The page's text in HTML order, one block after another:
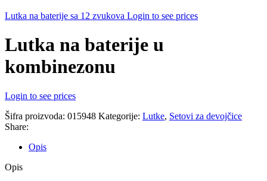
Lutka na baterije sa 12 zvukova Login to see prices
Lutka na baterije u
kombinezonu
Login to see prices
Šifra proizvoda: 015948 Kategorije: Lutke, Setovi za devojčice
Share:
Opis
Opis